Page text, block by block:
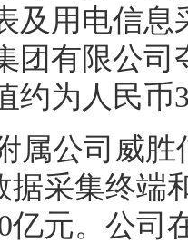
及用电信
团有限公司
约为人民币
属公司威
据采集终端
亿元。公司